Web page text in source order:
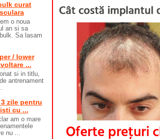
curat
o noua
an si sa
Sa lasam
/ lower
...
si in titlu,
antrenament
zile pentru
cu ...
am o mare
nu ...